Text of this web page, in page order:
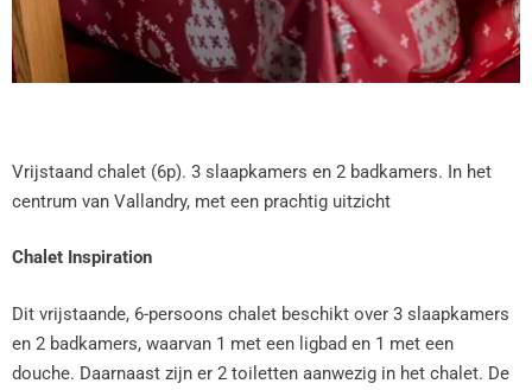
Vrijstaand chalet (6p). 3 slaapkamers en 2 badkamers. In het
centrum van Vallandry, met een prachtig uitzicht
Chalet Inspiration
Dit vrijstaande, 6-persoons chalet beschikt over 3 slaapkamers
en 2 badkamers, waarvan 1 met een ligbad en 1 met een
douche. Daarnaast zijn er 2 toiletten aanwezig in het chalet. De